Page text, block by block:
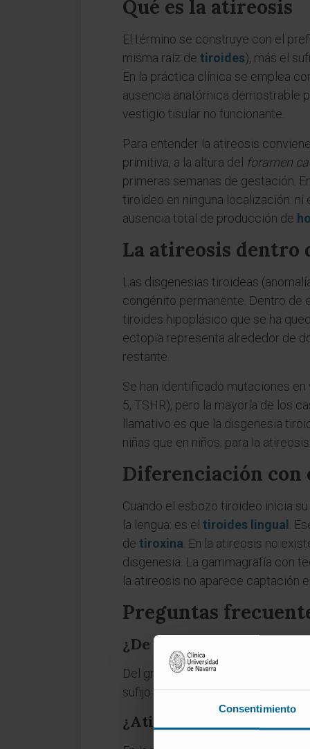
Consentimiento
Qué es la atireosis
El término se construye con el
misma raíz de tiroides), más el
En la práctica clínica se emplea
ausencia anatómica demostrable
vestigio tisular no funcionante.
Para entender la atireosis
primitiva, a la altura del foramen
primeras semanas de gestación.
tiroideo en ninguna localización:
ausencia total de producción de
La atireosis dentro
Las disgenesias tiroideas
congénito permanente. Dentro de
tiroides hipoplásico que se ha
ectopia representa alrededor de
restante.
Se han identificado mutaciones
5, TSHR), pero la mayoría de los
llamativo es que la disgenesia
niñas que en niños; para la
Diferenciación
Cuando el esbozo tiroideo inicia
la lengua: es el tiroides lingual
.
de tiroxina . En la atireosis no
disgenesia. La gammagrafía con
la atireosis no aparece captación
Preguntas
¿De dónde viene la
Del griego: prefijo privativo ἀ- ("sin")
sufijo -ωσις (-ōsis), que indica un
¿Atireosis y agenesia